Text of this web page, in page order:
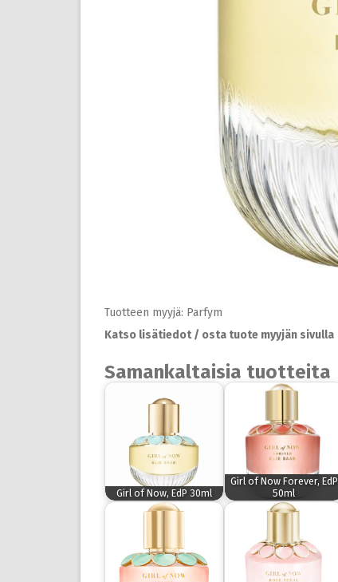
Tuotteen myyjä: Parfym
Katso lisätiedot / osta tuote myyjän sivulla
Samankaltaisia tuotteita
Girl of Now, EdP 30ml
Girl of Now Forever, EdP
50ml